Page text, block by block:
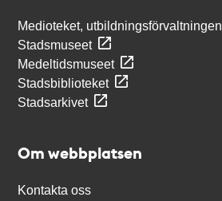
Medioteket, utbildningsförvaltningen
Stadsmuseet
Medeltidsmuseet
Stadsbiblioteket
Stadsarkivet
Om webbplatsen
Kontakta oss